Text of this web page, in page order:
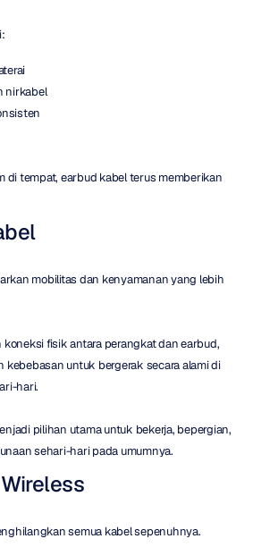
nirkabel
di tempat, earbud kabel terus memberikan
mobilitas dan kenyamanan yang lebih
fisik antara perangkat dan earbud,
kebebasan untuk bergerak secara alami di
hari.
pilihan utama untuk bekerja, bepergian,
sehari-hari pada umumnya.
semua kabel sepenuhnya.